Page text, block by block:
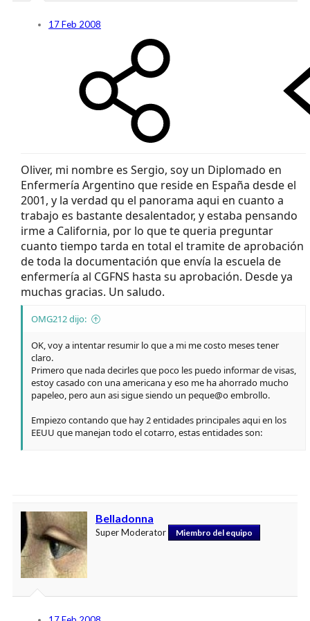
17 Feb 2008
Oliver, mi nombre es Sergio, soy un Diplomado en
Enfermería Argentino que reside en España desde el
2001, y la verdad qu el panorama aqui en cuanto a
trabajo es bastante desalentador, y estaba pensando
irme a California, por lo que te queria preguntar
cuanto tiempo tarda en total el tramite de aprobación
de toda la documentación que envía la escuela de
enfermería al CGFNS hasta su aprobación. Desde ya
muchas gracias. Un saludo.
OMG212 dijo:
OK, voy a intentar resumir lo que a mi me costo meses tener
claro.
Primero que nada decirles que poco les puedo informar de visas,
estoy casado con una americana y eso me ha ahorrado mucho
papeleo, pero aun asi sigue siendo un peque@o embrollo.
Empiezo contando que hay 2 entidades principales aqui en los
EEUU que manejan todo el cotarro, estas entidades son:
La primera entidad se encarga de revisar todo tu papeleo, el cual
tiene que ser mandado por tu universidad y tu colegio de
enfermeria directamente a ellos (sin pasar por tus manos) con
unas caracterisitcas determinadas que podran ver en la pagina
especiales para enfermeros, que no fue mi caso.
Belladonna
Super Moderator Miembro del equipo